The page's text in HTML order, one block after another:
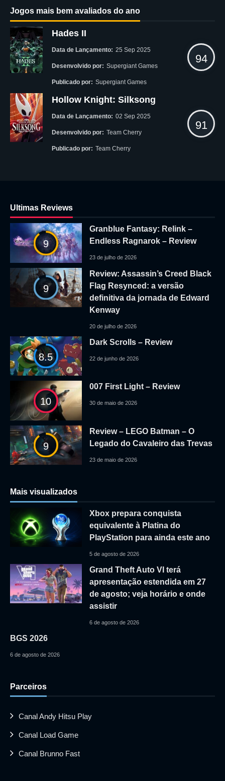
Jogos mais bem avaliados do ano
Hades II
Data de Lançamento: 25 Sep 2025
Desenvolvido por: Supergiant Games
Publicado por: Supergiant Games
94
Hollow Knight: Silksong
Data de Lançamento: 02 Sep 2025
Desenvolvido por: Team Cherry
Publicado por: Team Cherry
91
Ultimas Reviews
9
Granblue Fantasy: Relink –
Endless Ragnarok – Review
23 de julho de 2026
9
Review: Assassin’s Creed Black
Flag Resynced: a versão
definitiva da jornada de Edward
Kenway
20 de julho de 2026
8.5
Dark Scrolls – Review
22 de junho de 2026
10
007 First Light – Review
30 de maio de 2026
9
Review – LEGO Batman – O
Legado do Cavaleiro das Trevas
23 de maio de 2026
Mais visualizados
Xbox prepara conquista
equivalente à Platina do
PlayStation para ainda este ano
5 de agosto de 2026
Grand Theft Auto VI terá
apresentação estendida em 27
de agosto; veja horário e onde
assistir
6 de agosto de 2026
BGS 2026
6 de agosto de 2026
Parceiros
Canal Andy Hitsu Play
Canal Load Game
Canal Brunno Fast